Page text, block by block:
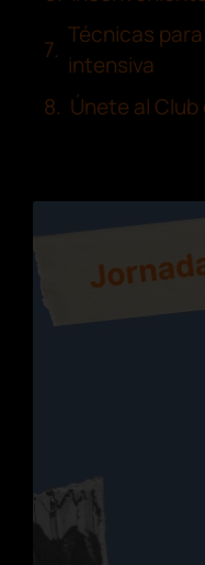
Técnicas
intensiva
Únete al